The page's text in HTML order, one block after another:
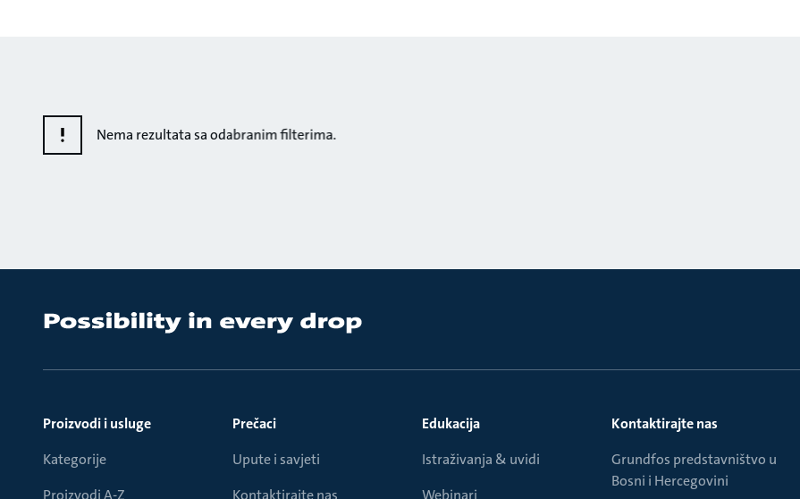
Nema rezultata sa odabranim filterima.
Proizvodi i usluge
Kategorije
Proizvodi A-Z
Prečaci
Upute i savjeti
Kontaktirajte nas
Edukacija
Istraživanja & uvidi
Webinari
Kontaktirajte nas
Grundfos predstavništvo u
Bosni i Hercegovini